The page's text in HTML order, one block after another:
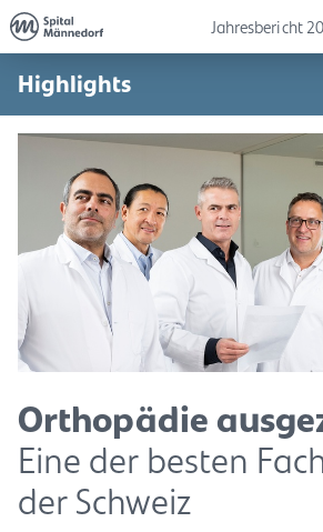
Jahresbericht
Highlights
Orthopädie
Eine der besten
der Schweiz